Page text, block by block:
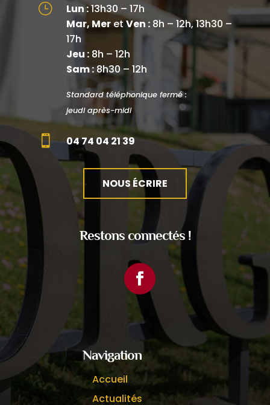
} Lun :13h30 – 17h
Mar, MeretVen :8h – 12h, 13h30 –
17h
Jeu :8h – 12h
Sam :8h30 – 12h
Standard téléphonique fermé :
jeudi après-midi
 04 74 04 21 39
NOUS ÉCRIRE
Restons connectés !
Facebook
Navigation
Accueil
Actualités